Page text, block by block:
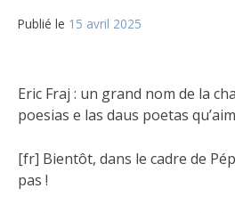
Publié le 15 avril 2025
Eric Fraj : un grand nom de la
poesias e las daus poetas
[fr] Bientôt, dans le cadre de
pas !